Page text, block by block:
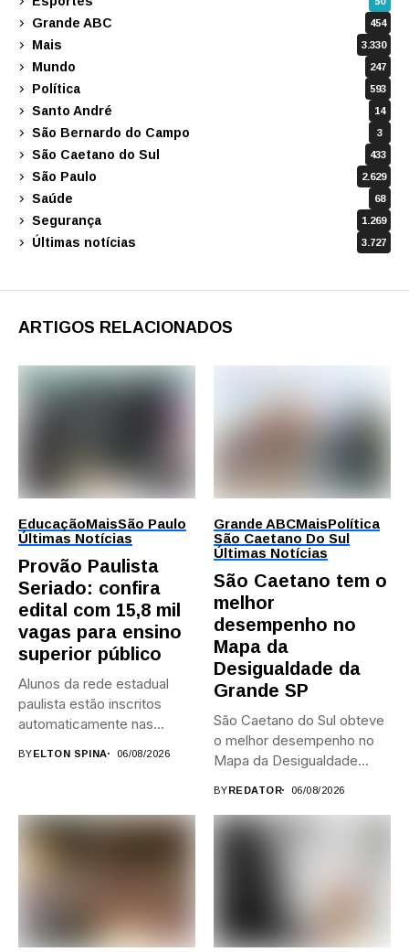
Grande ABC 454
Mais 3.330
Mundo 247
Política 593
Santo André 14
São Bernardo do Campo 3
São Caetano do Sul 433
São Paulo 2.629
Saúde 68
Segurança 1.269
Últimas notícias 3.727
ARTIGOS RELACIONADOS
EducaçãoMaisSão Paulo
Últimas Notícias
Provão Paulista
Seriado: confira
edital com 15,8 mil
vagas para ensino
superior público
Alunos da rede estadual
paulista estão inscritos
automaticamente nas
BYELTON SPINA 06/08/2026
Grande ABCMaisPolítica
São Caetano Do Sul
Últimas Notícias
São Caetano tem o
melhor
desempenho no
Mapa da
Desigualdade da
Grande SP
São Caetano do Sul obteve
o melhor desempenho no
Mapa da Desigualdade...
BYREDATOR 06/08/2026